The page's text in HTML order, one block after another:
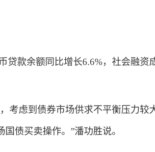
款余额同比增长6.6%，社会融资
虑到债券市场供求不平衡压力较
债买卖操作。”潘功胜说。